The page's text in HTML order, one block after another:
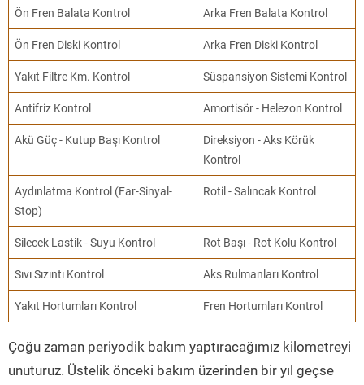
Ön Fren Balata Kontrol Arka Fren Balata Kontrol
Ön Fren Diski Kontrol Arka Fren Diski Kontrol
Yakıt Filtre Km. Kontrol Süspansiyon Sistemi Kontrol
Antifriz Kontrol Amortisör - Helezon Kontrol
Akü Güç - Kutup Başı Kontrol
Direksiyon - Aks Körük
Kontrol
Aydınlatma Kontrol (Far-Sinyal-
Stop)
Rotil - Salıncak Kontrol
Silecek Lastik - Suyu Kontrol Rot Başı - Rot Kolu Kontrol
Sıvı Sızıntı Kontrol Aks Rulmanları Kontrol
Yakıt Hortumları Kontrol Fren Hortumları Kontrol
Çoğu zaman periyodik bakım yaptıracağımız kilometreyi
unuturuz. Üstelik önceki bakım üzerinden bir yıl geçse